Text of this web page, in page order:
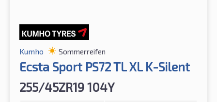
Kumho Sommerreifen
Ecsta Sport PS72 TL XL K-Silent
255/45ZR19 104Y